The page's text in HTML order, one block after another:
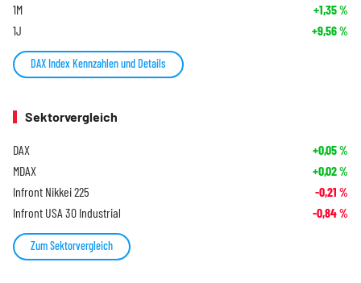
1M +1,35%
1J +9,56%
DAX Index Kennzahlen und Details
Sektorvergleich
DAX +0,05%
MDAX +0,02%
Infront Nikkei 225 -0,21 %
Infront USA 30 Industrial -0,84%
Zum Sektorvergleich